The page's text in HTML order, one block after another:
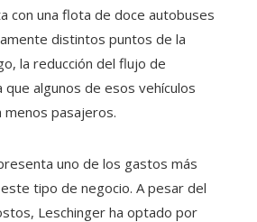
con una flota de doce autobuses
distintos puntos de la
la reducción del flujo de
algunos de esos vehículos
pasajeros.
uno de los gastos más
tipo de negocio. A pesar del
Leschinger ha optado por